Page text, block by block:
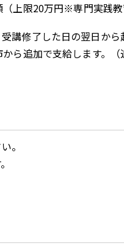
上限20万円※専門実践
修了した日の翌日か
ら追加で支給します。（
。